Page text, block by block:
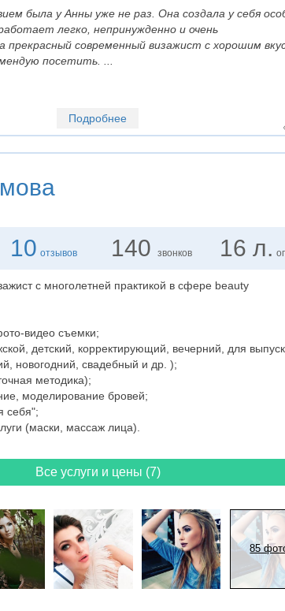
была у Анны уже не раз. Она создала у себя
легко, непринужденно и очень
прекрасный современный визажист с хорошим
посетить. ...
Подробнее
10 отзывов 140 звонков 16 л.
с многолетней практикой в сфере beauty
видео съемки;
детский, корректирующий, вечерний, для
новогодний, свадебный и др. );
методика);
моделирование бровей;
себя";
(маски, массаж лица).
Все услуги и цены (7)
85